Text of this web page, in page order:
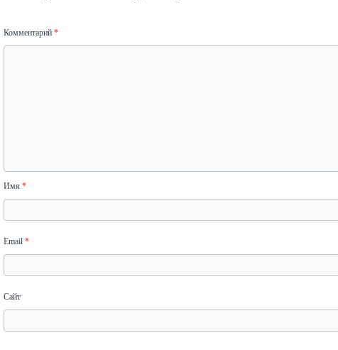
Комментарий *
Имя *
Email *
Сайт